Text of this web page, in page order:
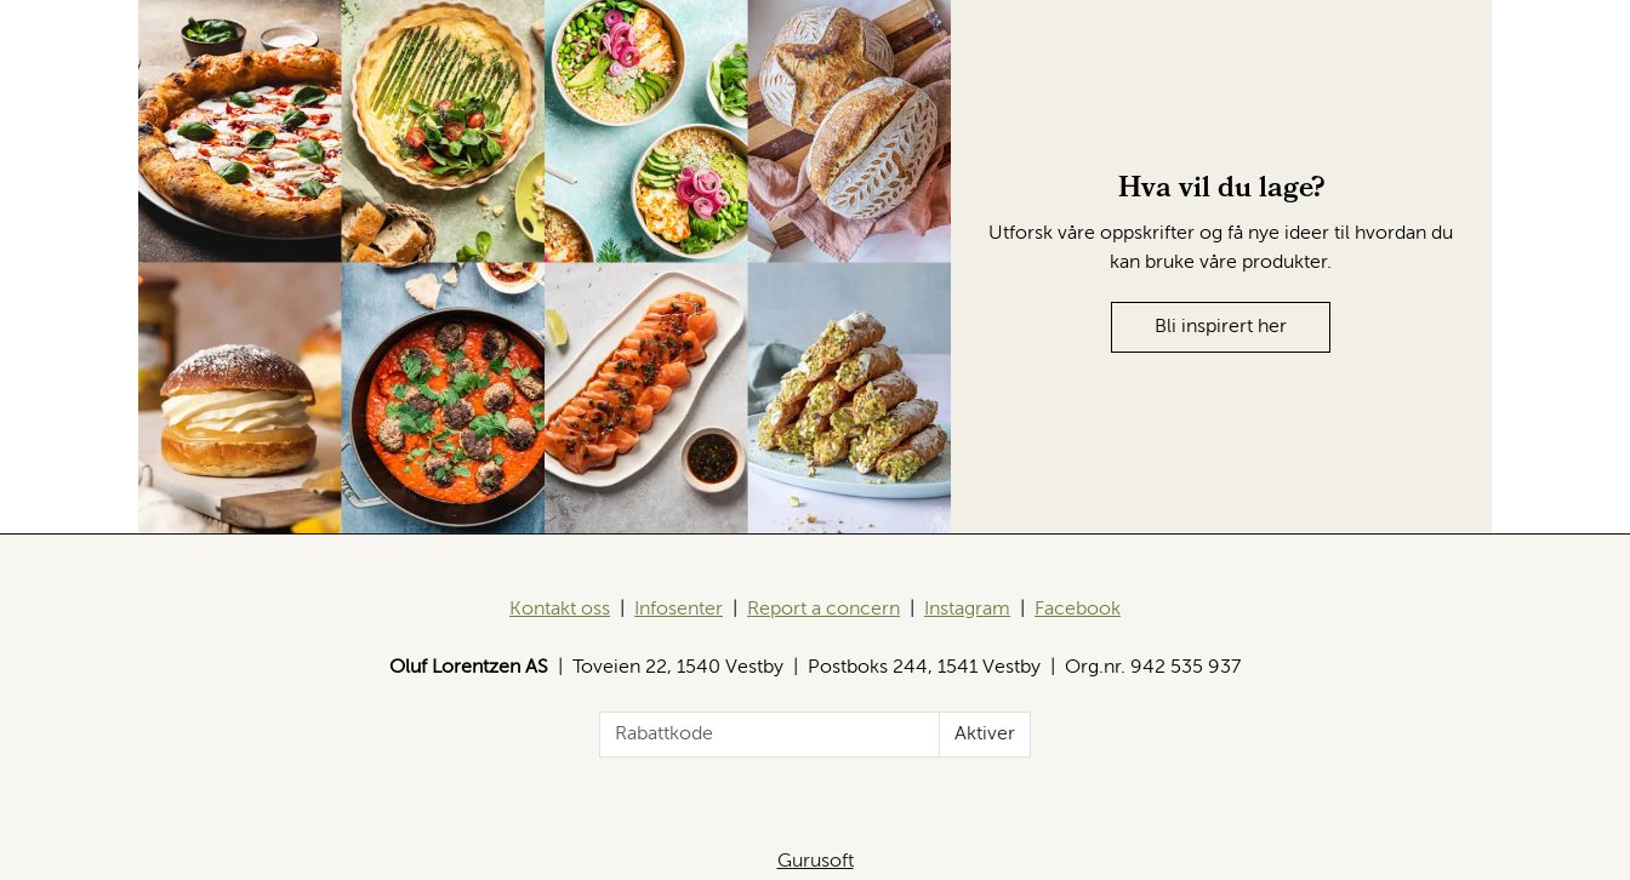
Hva vil du lage?
Utforsk våre oppskrifter og få nye ideer til hvordan du
kan bruke våre produkter.
Bli inspirert her
Kontakt oss Infosenter Report a concern Instagram Facebook
Oluf Lorentzen AS | Toveien 22, 1540 Vestby | Postboks 244, 1541 Vestby | Org.nr. 942 535 937
Aktiver
Gurusoft